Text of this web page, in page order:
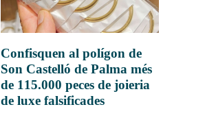
Confisquen al polígon de
Son Castelló de Palma més
de 115.000 peces de joieria
de luxe falsificades